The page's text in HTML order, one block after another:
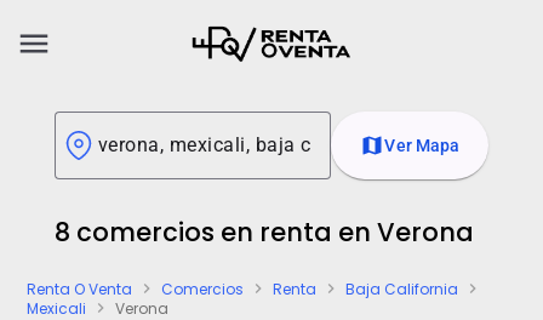
menu
mapVer Mapa
8 comercios en renta en Verona
Renta O Venta chevron_right Comercios chevron_right Renta chevron_right Baja California chevron_right
Mexicali chevron_right Verona